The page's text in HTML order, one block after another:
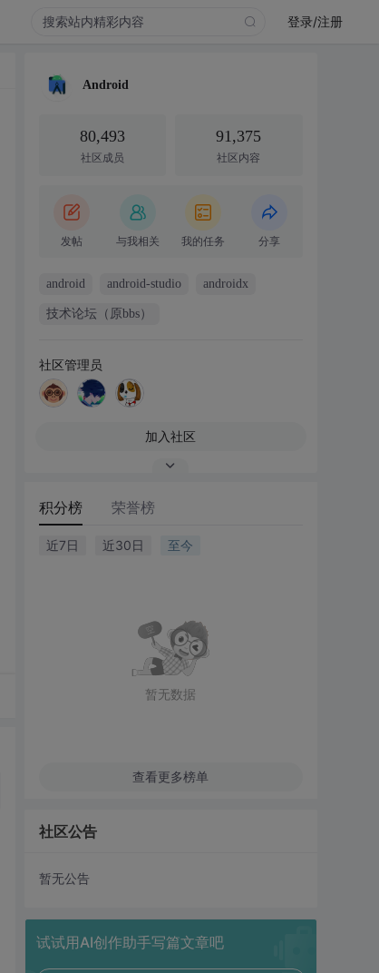
登录/注册
Android
80,493
社区成员
91,375
社区内容
发帖 与我相关 我的任务 分享
android android-studio androidx
技术论坛（原bbs）
社区管理员
加入社区
积分榜 荣誉榜
近7日 近30日 至今
暂无数据
查看更多榜单
社区公告
暂无公告
试试用AI创作助手写篇文章吧